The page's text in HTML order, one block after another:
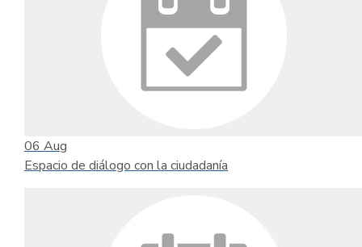
06 Aug
Espacio de diálogo con la ciudadanía